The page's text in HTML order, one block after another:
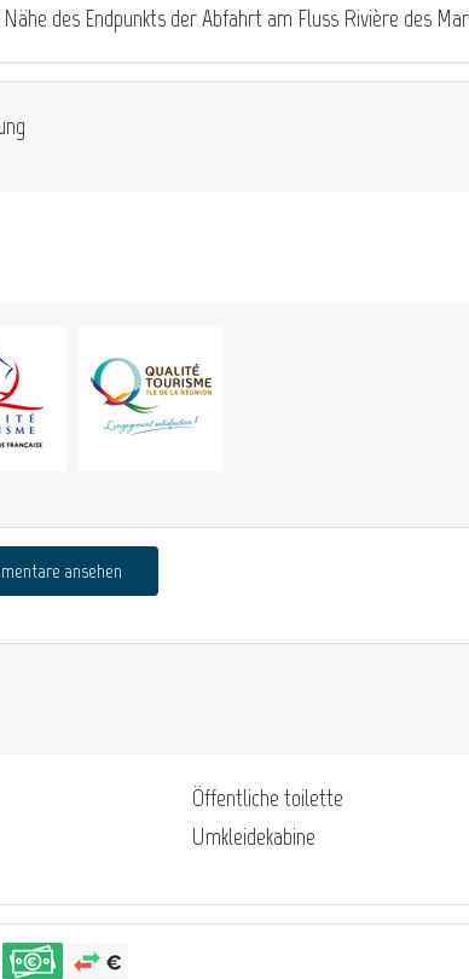
des Endpunkts der Abfahrt am Fluss Rivière des
ansehen
Öffentliche toilette
Umkleidekabine